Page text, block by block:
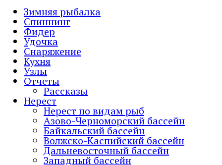
Зимняя рыбалка
Спиннинг
Фидер
Удочка
Снаряжение
Кухня
Узлы
Отчеты
Рассказы
Нерест
Нерест по видам рыб
Азово-Черноморский бассейн
Байкальский бассейн
Волжско-Каспийский бассейн
Дальневосточный бассейн
Западный бассейн